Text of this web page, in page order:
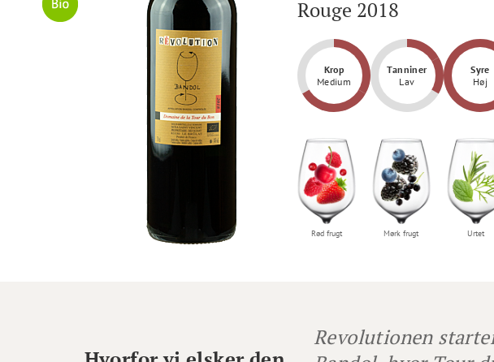
Rouge 2018
Krop
Medium
Tanniner
Lav
Syre
Høj
Rød frugt Mørk frugt Urtet
Saftig og
Revolutionen